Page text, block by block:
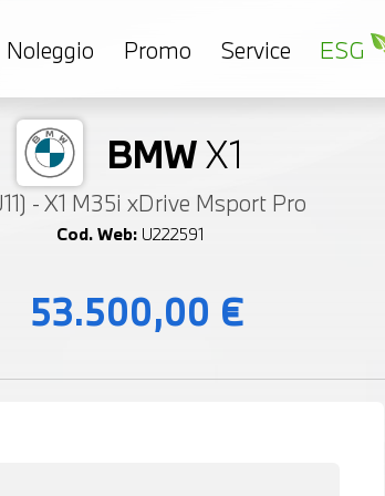
Noleggio Promo Service ESG
BMWX1
- X1 M35i xDrive Msport Pro
Cod. Web: U222591
53.500,00 €